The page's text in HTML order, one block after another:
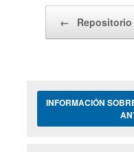
←
INFORMACIÓN